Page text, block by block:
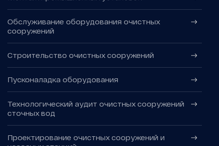
Обслуживание оборудования очистных
сооружений
Строительство очистных сооружений
Пусконаладка оборудования
Технологический аудит очистных сооружений
сточных вод
Проектирование очистных сооружений и